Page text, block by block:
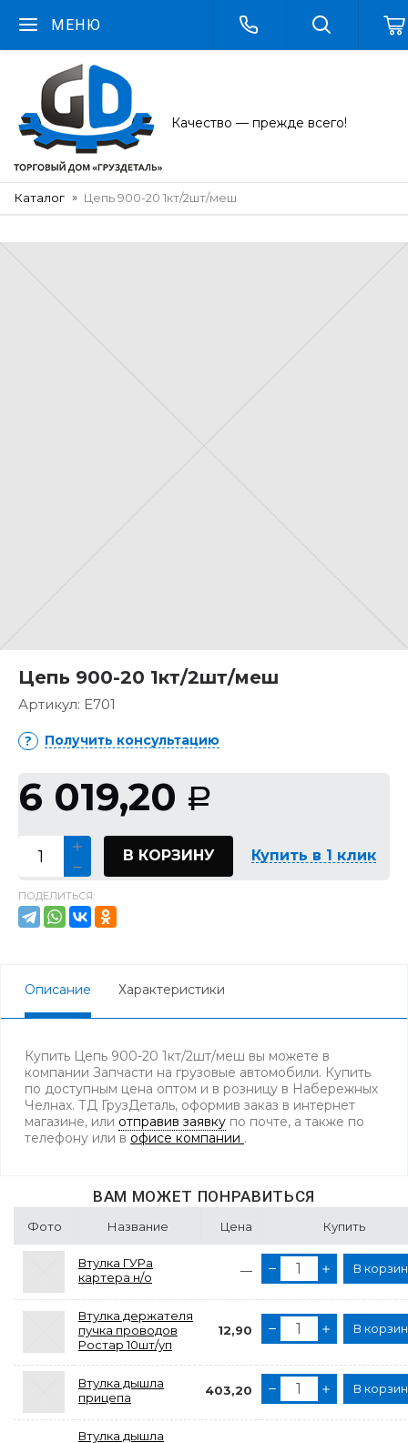
МЕНЮ
Качество — прежде всего!
Каталог Цепь 900-20 1кт/2шт/меш
Цепь 900-20 1кт/2шт/меш
Артикул: E701
Получить консультацию
6 019,20 Р
В КОРЗИНУ Купить в 1 клик
ПОДЕЛИТЬСЯ:
Описание Характеристики
Купить Цепь 900-20 1кт/2шт/меш вы можете в
компании Запчасти на грузовые автомобили. Купить
по доступным цена оптом и в розницу в Набережных
Челнах. ТД ГрузДеталь, оформив заказ в интернет
магазине, или отправив заявку по почте, а также по
телефону или в офисе компании .
ВАМ МОЖЕТ ПОНРАВИТЬСЯ
Фото Название Цена Купить
Втулка ГУРа
картера н/о
— В
Втулка держателя
пучка проводов
Ростар 10шт/уп
12,90 В
Втулка дышла
прицепа
403,20 В
Втулка дышла